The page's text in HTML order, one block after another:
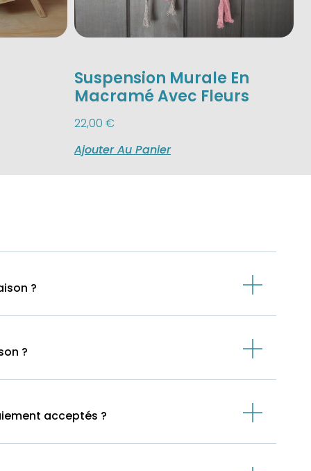
Suspension Murale En
Macramé Avec Fleurs
22,00 €
Ajouter Au Panier
?
?
acceptés ?